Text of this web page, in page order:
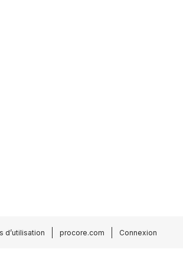
d’utilisation procore.com Connexion